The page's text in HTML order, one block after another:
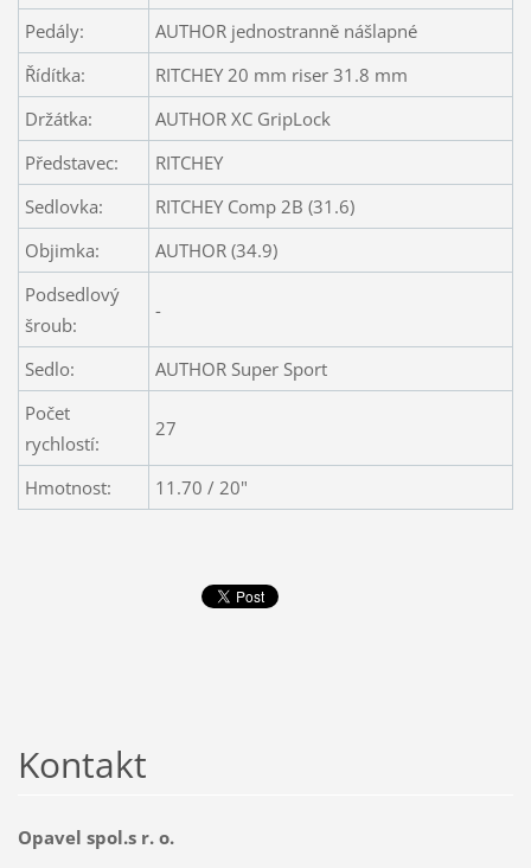
Pedály:
AUTHOR jednostranně nášlapné
Řídítka:
RITCHEY 20 mm riser 31.8 mm
Držátka:
AUTHOR XC GripLock
Představec:
RITCHEY
Sedlovka:
RITCHEY Comp 2B (31.6)
Objimka:
AUTHOR (34.9)
Podsedlový
šroub:
-
Sedlo:
AUTHOR Super Sport
Počet
rychlostí:
27
Hmotnost: 11.70 / 20"
Kontakt
Opavel spol.s r. o.